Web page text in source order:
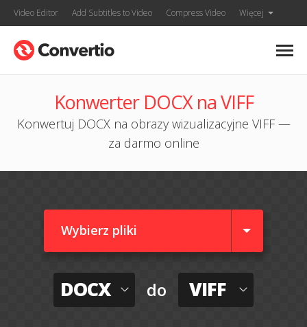
Video Editor Add Subtitles to Video Compress Video Więcej
Konwerter DOCX na VIFF
Konwertuj DOCX na obrazy wizualizacyjne VIFF —
za darmo online
Wybierz pliki
DOCX do VIFF